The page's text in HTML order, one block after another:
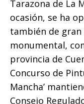
Tarazona de La
ocasión, se ha
también de
monumental,
provincia de
Concurso de
Mancha’
Consejo